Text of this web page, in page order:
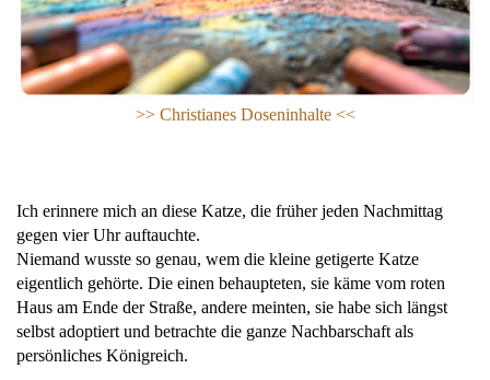
>> Christianes Doseninhalte <<
Ich erinnere mich an diese Katze, die früher jeden Nachmittag
gegen vier Uhr auftauchte.
Niemand wusste so genau, wem die kleine getigerte Katze
eigentlich gehörte. Die einen behaupteten, sie käme vom roten
Haus am Ende der Straße, andere meinten, sie habe sich längst
selbst adoptiert und betrachte die ganze Nachbarschaft als
persönliches Königreich.